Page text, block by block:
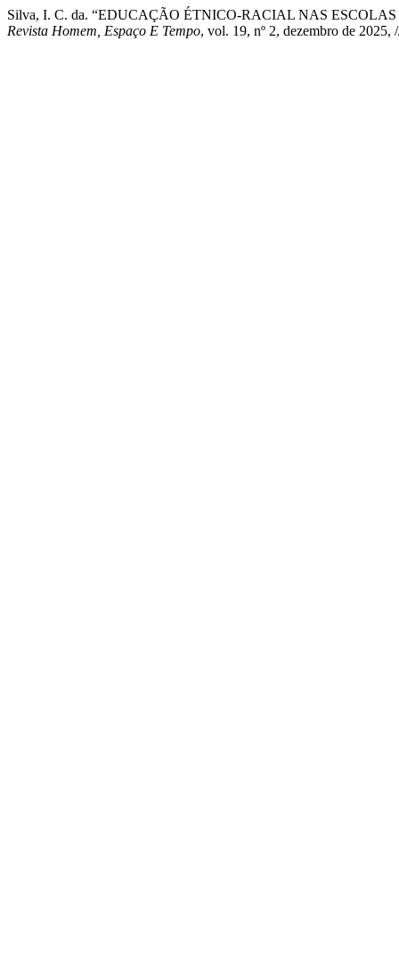
Silva, I. C. da. “EDUCAÇÃO ÉTNICO-RACIAL NAS
Revista Homem, Espaço E Tempo, vol. 19, nº 2, dezembro de